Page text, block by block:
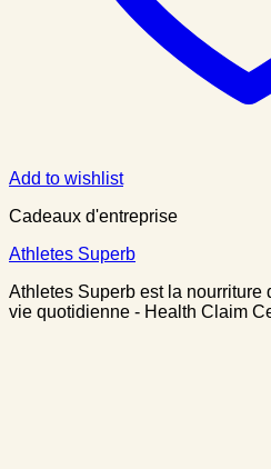
Add to wishlist
Cadeaux d'entreprise
Athletes Superb
Athletes Superb est la nourriture
vie quotidienne - Health Claim